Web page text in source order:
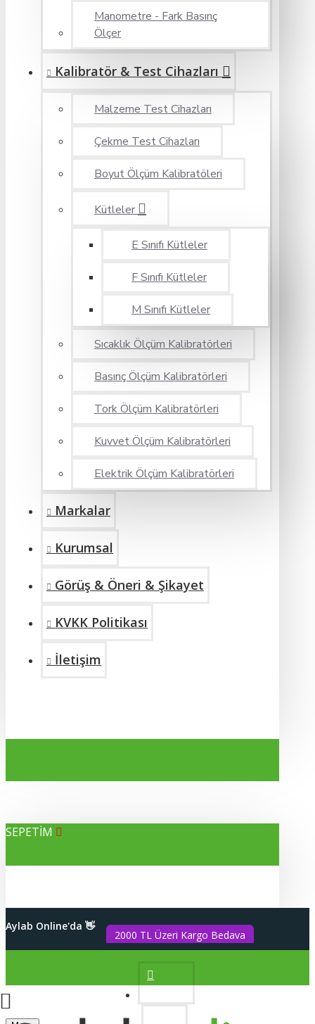
Manometre - Fark Basınç
Ölçer
Kalibratör & Test Cihazları
Malzeme Test Cihazları
Çekme Test Cihazları
Boyut Ölçüm Kalibratöleri
Kütleler
E Sınıfı Kütleler
F Sınıfı Kütleler
M Sınıfı Kütleler
Sıcaklık Ölçüm Kalibratörleri
Basınç Ölçüm Kalibratörleri
Tork Ölçüm Kalibratörleri
Kuvvet Ölçüm Kalibratörleri
Elektrik Ölçüm Kalibratörleri
Markalar
Kurumsal
Görüş & Öneri & Şikayet
KVKK Politikası
İletişim
SEPETİM
Aylab Online'da 👋
2000 TL Üzeri Kargo Bedava